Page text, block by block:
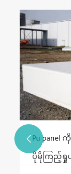
Pu
ပိုမိုကြည့်ရှုပ
